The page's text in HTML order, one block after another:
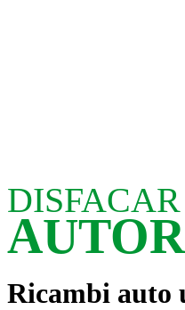
DISFACAR
Ricambi auto